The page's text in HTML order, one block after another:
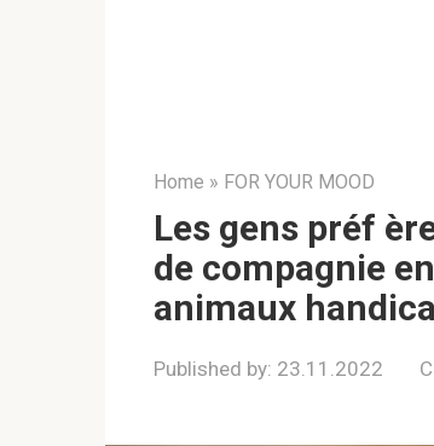
Home » FOR YOUR MOOD
Les gens préf
de compagnie
animaux
Published by: 23.11.2022